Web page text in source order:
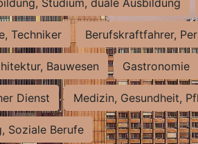
Studium, duale Ausbildung
Techniker Berufskraftfahrer,
Bauwesen Gastronomie
Dienst Medizin, Gesundheit,
Soziale Berufe